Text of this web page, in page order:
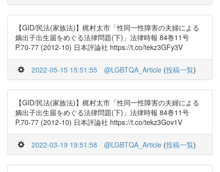
【GID/民法(家族法)】梶村太市「性同一性障害の夫婦による
嫡出子出生届をめぐる法律問題(下)」法律時報 84巻11号
P.70-77 (2012-10) 日本評論社 https://t.co/tekz3GFy3V
2022-05-15 15:51:55 @LGBTQA_Article (投稿一覧)
【GID/民法(家族法)】梶村太市「性同一性障害の夫婦による
嫡出子出生届をめぐる法律問題(下)」法律時報 84巻11号
P.70-77 (2012-10) 日本評論社 https://t.co/tekz3Gov1V
2022-03-19 19:51:58 @LGBTQA_Article (投稿一覧)